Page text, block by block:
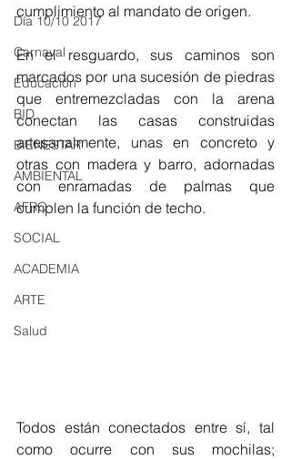
Día 10/10 2017
Carnaval
Educación
BID
BIENESTAR
AMBIENTAL
AFRO
SOCIAL
ACADEMIA
ARTE
Salud
cumplimiento al mandato de origen.
En el resguardo, sus caminos son
marcados por una sucesión de piedras
que entremezcladas con la arena
conectan las casas construidas
artesanalmente, unas en concreto y
otras con madera y barro, adornadas
con enramadas de palmas que
cumplen la función de techo.
Todos están conectados entre sí, tal
como ocurre con sus mochilas;